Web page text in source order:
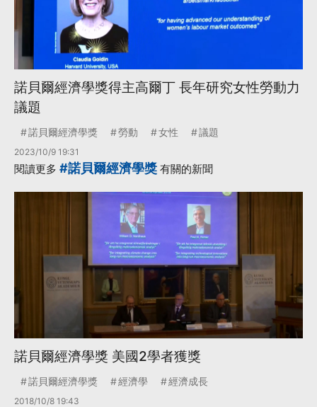
諾貝爾經濟學獎得主高爾丁 長年研究女性勞動力
議題
諾貝爾經濟學獎 勞動 女性 議題
2023/10/9 19:31
閱讀更多 #諾貝爾經濟學獎 有關的新聞
諾貝爾經濟學獎 美國2學者獲獎
諾貝爾經濟學獎 經濟學 經濟成長
2018/10/8 19:43